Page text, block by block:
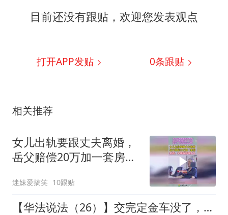
目前还没有跟贴，欢迎您发表观点
打开APP发贴 0条跟贴
相关推荐
女儿出轨要跟丈夫离婚，
岳父赔偿20万加一套房，
迷妹爱搞笑 10跟贴
【华法说法（26）】交完定金车没了，只退本金？法院：双倍返还！